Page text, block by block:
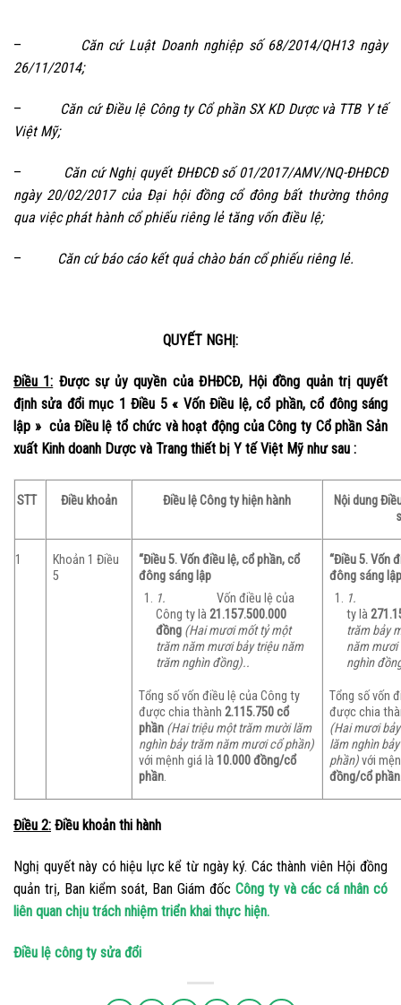
–
Căn cứ Luật Doanh nghiệp số 68/2014/QH13 ngày
26/11/2014;
– Căn cứ Điều lệ Công ty Cổ phần SX KD Dược và TTB Y tế
Việt Mỹ;
–
Căn cứ Nghị quyết ĐHĐCĐ số 01/2017/AMV/NQ-ĐHĐCĐ
ngày 20/02/2017 của Đại hội đồng cổ đông bất thường thông
qua việc phát hành cổ phiếu riêng lẻ tăng vốn điều lệ;
– Căn cứ báo cáo kết quả chào bán cổ phiếu riêng lẻ.
QUYẾT NGHỊ:
Điều 1: Được sự ủy quyền của ĐHĐCĐ, Hội đồng quản trị quyết
định sửa đổi mục 1 Điều 5 « Vốn Điều lệ, cổ phần, cổ đông sáng
lập » của Điều lệ tổ chức và hoạt động của Công ty Cổ phần Sản
xuất Kinh doanh Dược và Trang thiết bị Y tế Việt Mỹ như sau :
STT Điều khoản Điều lệ Công ty hiện hành
Nội dung
1
Khoản 1 Điều
5
“Điều 5. Vốn điều lệ, cổ phần, cổ
đông sáng lập
1. Vốn điều lệ của
Công ty là21.157.500.000
đồng (Hai mươi mốt tỷ một
trăm năm mươi bảy triệu năm
trăm nghìn đồng)..
Tổng số vốn điều lệ của Công ty
được chia thành2.115.750 cổ
phần (Hai triệu một trăm mười lăm
nghìn bảy trăm năm mươi cổ phần)
với mệnh giá là10.000 đồng/cổ
phần.
“Điều 5. Vốn
đông sáng
ty là
trăm bảy
năm mươi
nghìn
Tổng số vốn
được chia
(Hai mươi
lăm nghìn
phần)với
đồng/cổ phần
Điều 2: Điều khoản thi hành
Nghị quyết này có hiệu lực kể từ ngày ký. Các thành viên Hội đồng
quản trị, Ban kiểm soát, Ban Giám đốc Công ty và các cá nhân có
liên quan chịu trách nhiệm triển khai thực hiện.
Điều lệ công ty sửa đổi